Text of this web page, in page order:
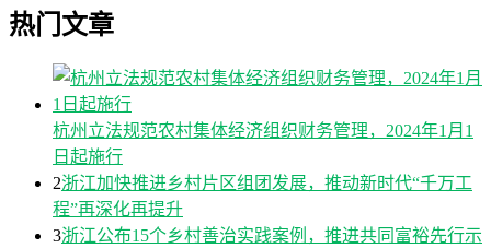
热门文章
杭州立法规范农村集体经济组织财务管理，2024年1月1
日起施行
2浙江加快推进乡村片区组团发展，推动新时代“千万工
程”再深化再提升
3浙江公布15个乡村善治实践案例，推进共同富裕先行示